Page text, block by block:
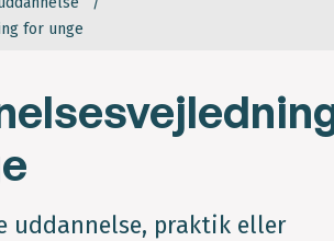
for unge
uddannelse, praktik eller